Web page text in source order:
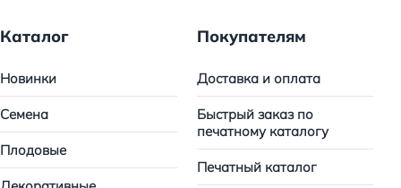
Каталог
Новинки
Семена
Плодовые
Покупателям
Доставка и оплата
Быстрый заказ по
печатному каталогу
Печатный каталог